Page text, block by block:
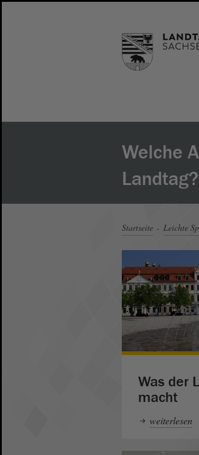
Welche
Landtag?
Startseite Leichte
Was der
macht
weiterlesen